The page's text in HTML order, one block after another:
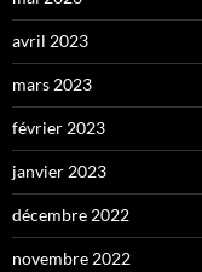
avril 2023
mars 2023
février 2023
janvier 2023
décembre 2022
novembre 2022